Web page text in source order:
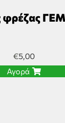
φρέζας
€5,00
Αγορά